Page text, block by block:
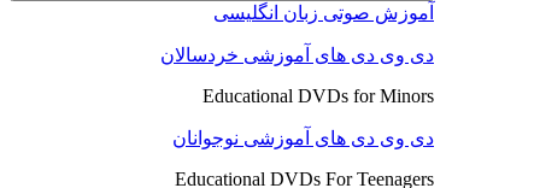
آموزش صوتی زبان انگلیسی
دی وی دی های آموزشی خردسالان
Educational DVDs for Minors
دی وی دی های آموزشی نوجوانان
Educational DVDs For Teenagers